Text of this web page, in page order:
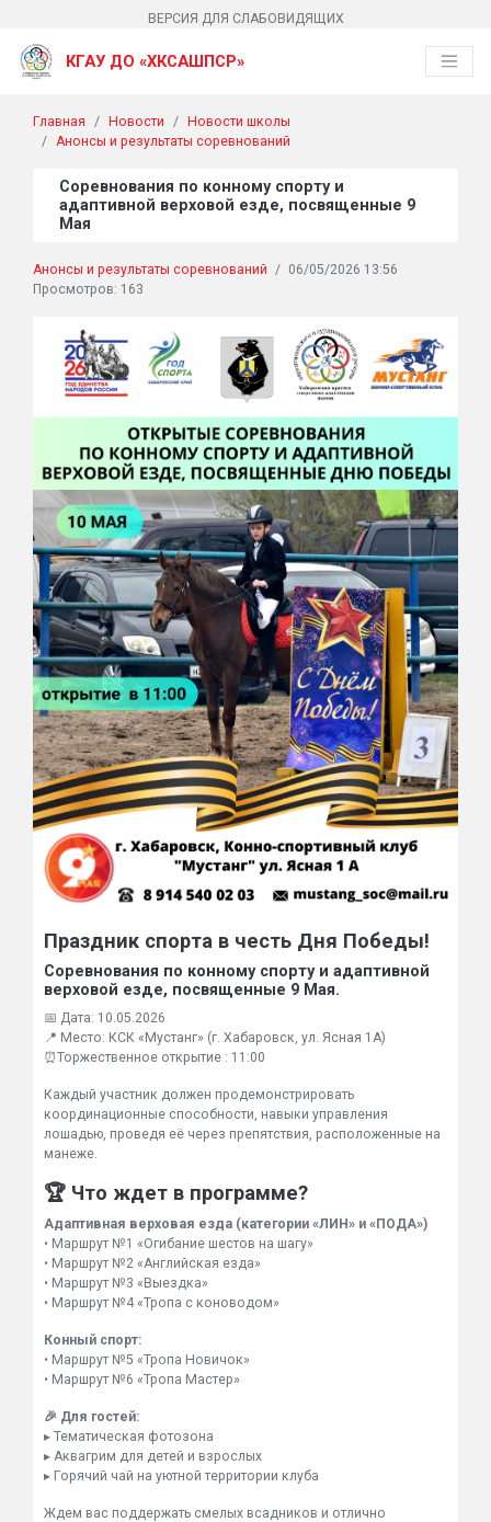
ВЕРСИЯ ДЛЯ СЛАБОВИДЯЩИХ
КГАУ ДО «ХКСАШПСР»
Главная Новости
Новости школы
Анонсы и результаты соревнований
Соревнования по конному спорту и
адаптивной верховой езде, посвященные 9
Мая
Анонсы и результаты соревнований / 06/05/2026 13:56
Просмотров: 163
Праздник спорта в честь Дня Победы!
Соревнования по конному спорту и адаптивной
верховой езде, посвященные 9 Мая.
📅 Дата: 10.05.2026
📍 Место: КСК «Мустанг» (г. Хабаровск, ул. Ясная 1А)
⏰Торжественное открытие : 11:00
Каждый участник должен продемонстрировать
координационные способности, навыки управления
лошадью, проведя её через препятствия, расположенные на
манеже.
🏆 Что ждет в программе?
Адаптивная верховая езда (категории «ЛИН» и «ПОДА»)
• Маршрут №1 «Огибание шестов на шагу»
• Маршрут №2 «Английская езда»
• Маршрут №3 «Выездка»
• Маршрут №4 «Тропа с коноводом»
Конный спорт:
• Маршрут №5 «Тропа Новичок»
• Маршрут №6 «Тропа Мастер»
🎉 Для гостей:
▸ Тематическая фотозона
▸ Аквагрим для детей и взрослых
▸ Горячий чай на уютной территории клуба
Ждем вас поддержать смелых всадников и отлично